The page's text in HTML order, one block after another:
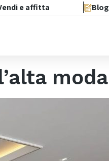
e affitta Blog
moda